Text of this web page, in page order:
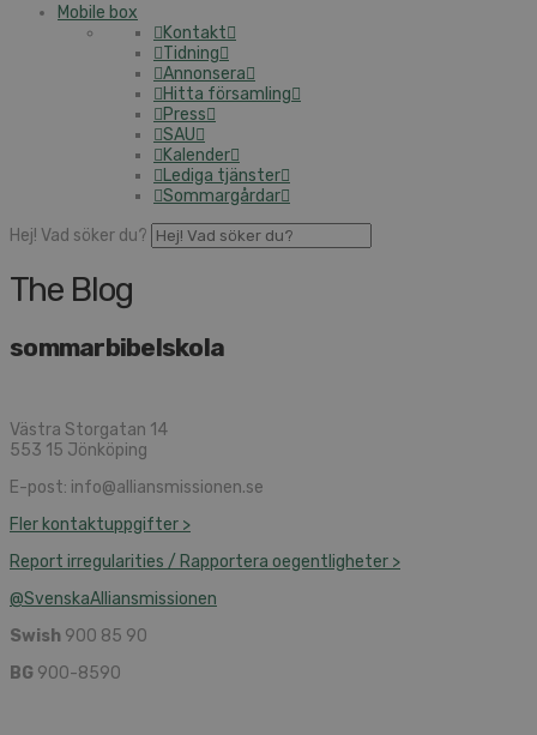
Mobile box
Kontakt
Tidning
Annonsera
Hitta församling
Press
SAU
Kalender
Lediga tjänster
Sommargårdar
Hej! Vad söker du?
The Blog
sommarbibelskola
Västra Storgatan 14
553 15 Jönköping
E-post: info@alliansmissionen.se
Fler kontaktuppgifter >
Report irregularities / Rapportera oegentligheter >
@SvenskaAlliansmissionen
Swish 900 85 90
BG 900-8590